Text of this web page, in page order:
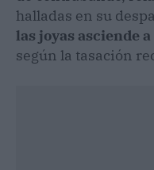
halladas en su
las joyas asciende
según la tasación